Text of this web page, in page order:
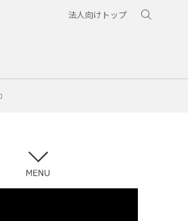
法人向けトップ